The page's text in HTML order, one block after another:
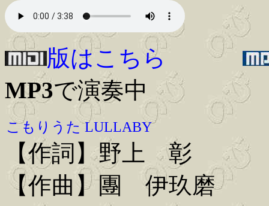
版はこちら
MP3で演奏中
こもりうた LULLABY
【作詞】野上 彰
【作曲】團 伊玖磨